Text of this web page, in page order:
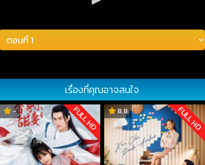
เรื่องที่คุณอาจสนใจ
- FULL HD 8.8 FULL HD